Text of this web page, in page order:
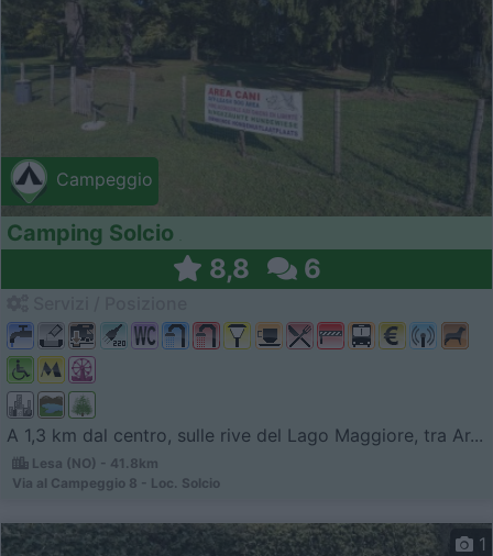
Campeggio
Camping Solcio
8,8 6
A 1,3 km dal centro, sulle rive del Lago Maggiore, tra Ar...
Lesa (NO) - 41.8km
Via al Campeggio 8 - Loc. Solcio
1